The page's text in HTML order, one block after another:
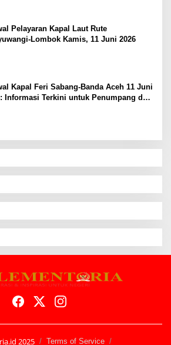
Pelayaran Kapal Laut Rute
Lombok Kamis, 11 Juni 2026
Kapal Feri Sabang-Banda Aceh 11 Juni
Informasi Terkini untuk Penumpang dan
2025 Terms of Service